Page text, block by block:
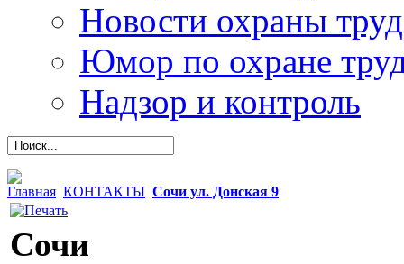
Новости охраны
Юмор по охране
Надзор и контроль
Главная КОНТАКТЫ Сочи ул. Донская 9
Сочи